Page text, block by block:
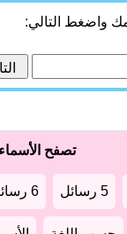
واضغط التالي:
تصفح
5 رسائل 6 رسائل